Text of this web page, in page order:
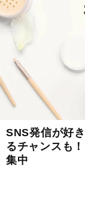
SNS発信が好
るチャンスも
集中